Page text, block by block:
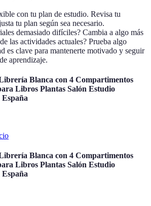
con tu plan de estudio. Revisa tu
tu plan según sea necesario.
demasiado difíciles? Cambia a algo más
las actividades actuales? Prueba algo
es clave para mantenerte motivado y seguir
aprendizaje.
Blanca con 4 Compartimentos
Libros Plantas Salón Estudio
España
Blanca con 4 Compartimentos
Libros Plantas Salón Estudio
España